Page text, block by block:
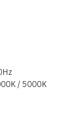
/ 5000K